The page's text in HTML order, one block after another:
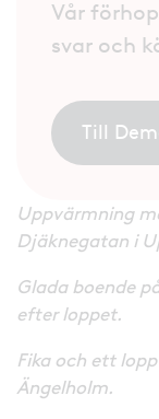
Vår
svar och
Till
Uppvärmning
Djäknegatan i
Glada boende
efter loppet.
Fika och ett
Ängelholm.